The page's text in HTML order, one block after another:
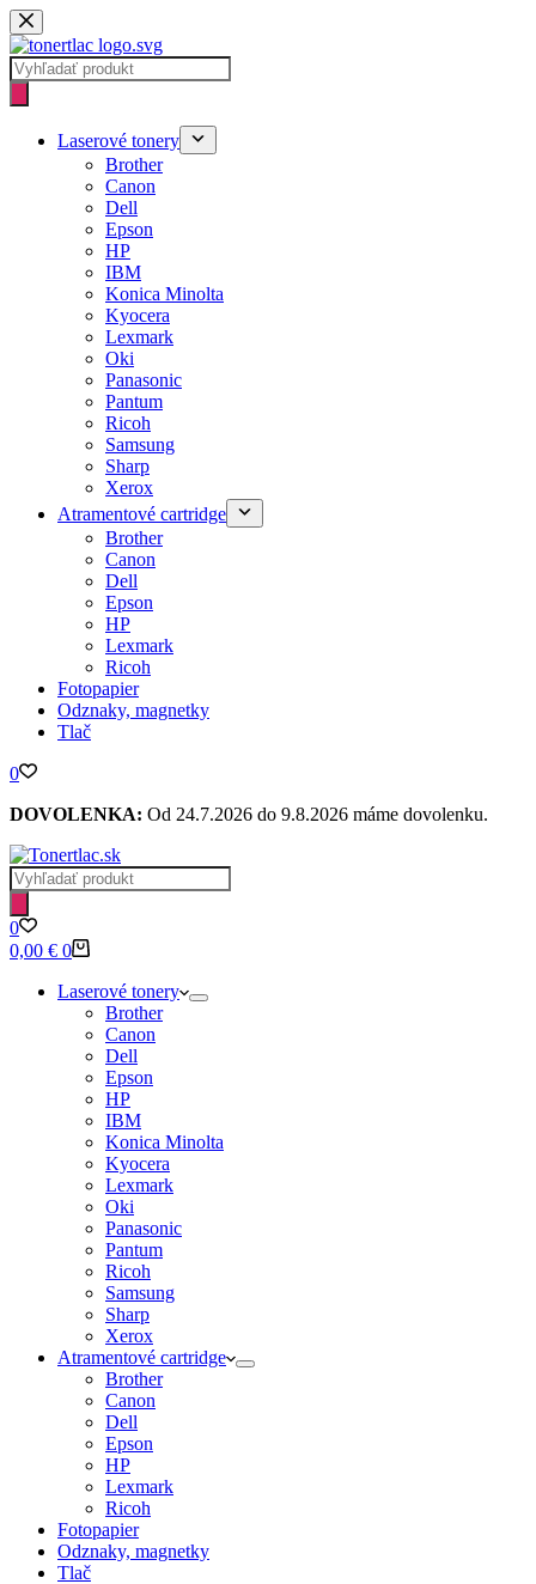
Skip
to
content
Products
search
Laserové tonery
Brother
Canon
Dell
Epson
HP
IBM
Konica Minolta
Kyocera
Lexmark
Oki
Panasonic
Pantum
Ricoh
Samsung
Sharp
Xerox
Atramentové cartridge
Brother
Canon
Dell
Epson
HP
Lexmark
Ricoh
Fotopapier
Odznaky, magnetky
Tlač
0
DOVOLENKA: Od 24.7.2026 do 9.8.2026 máme dovolenku.
Products
search
0
Shopping
0,00 € 0
Laserové tonery
Brother
Canon
Dell
Epson
HP
IBM
Konica Minolta
Kyocera
Lexmark
Oki
Panasonic
Pantum
Ricoh
Samsung
Sharp
Xerox
Atramentové cartridge
Brother
Canon
Dell
Epson
HP
Lexmark
Ricoh
Fotopapier
Odznaky, magnetky
Tlač